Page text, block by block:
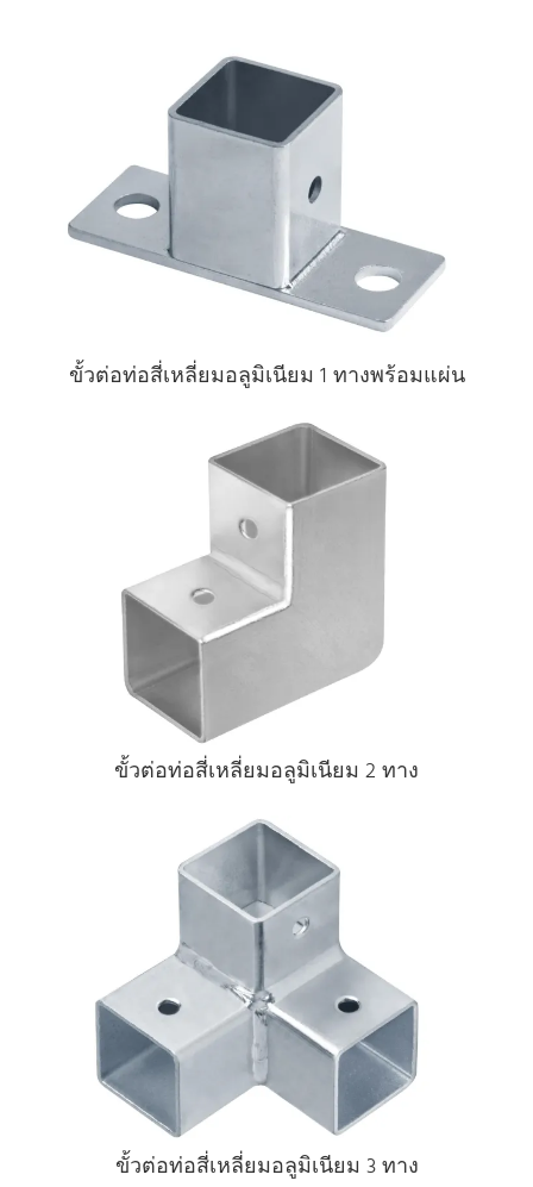
ขั้วต่อท่อสี่เหลี่ยมอลูมิเนียม 1 ทางพร้อมแผ่น
ขั้วต่อท่อสี่เหลี่ยมอลูมิเนียม 2 ทาง
ขั้วต่อท่อสี่เหลี่ยมอลูมิเนียม 3 ทาง